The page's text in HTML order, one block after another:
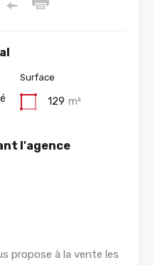
Surface
129 m²
l'agence
propose à la vente les